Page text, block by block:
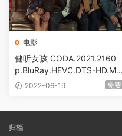
电影
健听女孩 CODA.2021.2160
p.BluRay.HEVC.DTS-HD.M
A.5.1 [BDMV 72.30GB]
2022-06-19 免费
归档